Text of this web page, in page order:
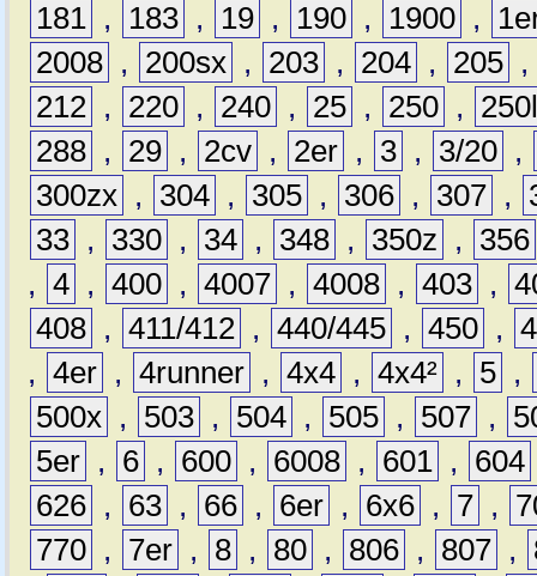
181 , 183 , 19 , 190 , 1900 ,
2008 , 200sx , 203 , 204 , 205 ,
212 , 220 , 240 , 25 , 250 ,
288 , 29 , 2cv , 2er , 3 , 3/20 ,
300zx , 304 , 305 , 306 , 307 ,
33 , 330 , 34 , 348 , 350z ,
356
, 4 , 400 , 4007 , 4008 , 403 ,
408 , 411/412 , 440/445 , 450 ,
, 4er , 4runner , 4x4 , 4x4² , 5 ,
500x , 503 , 504 , 505 , 507 ,
5er , 6 , 600 , 6008 , 601 , 604
626 , 63 , 66 , 6er , 6x6 , 7 ,
770 , 7er , 8 , 80 , 806 , 807 ,